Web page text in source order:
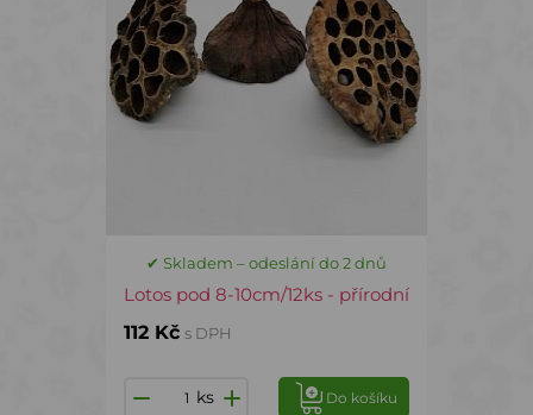
✔ Skladem – odeslání do 2 dnů
Lotos pod 8-10cm/12ks - přírodní
112 Kč s DPH
ks Do košíku